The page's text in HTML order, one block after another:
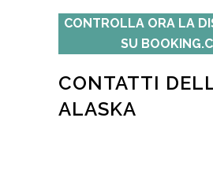
CONTROLLA ORA LA
SU
CONTATTI
ALASKA